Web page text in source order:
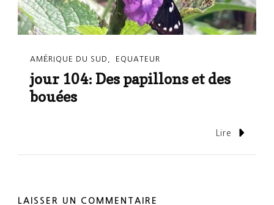
AMÉRIQUE DU SUD EQUATEUR
jour 104: Des papillons et des
bouées
Lire
LAISSER UN COMMENTAIRE